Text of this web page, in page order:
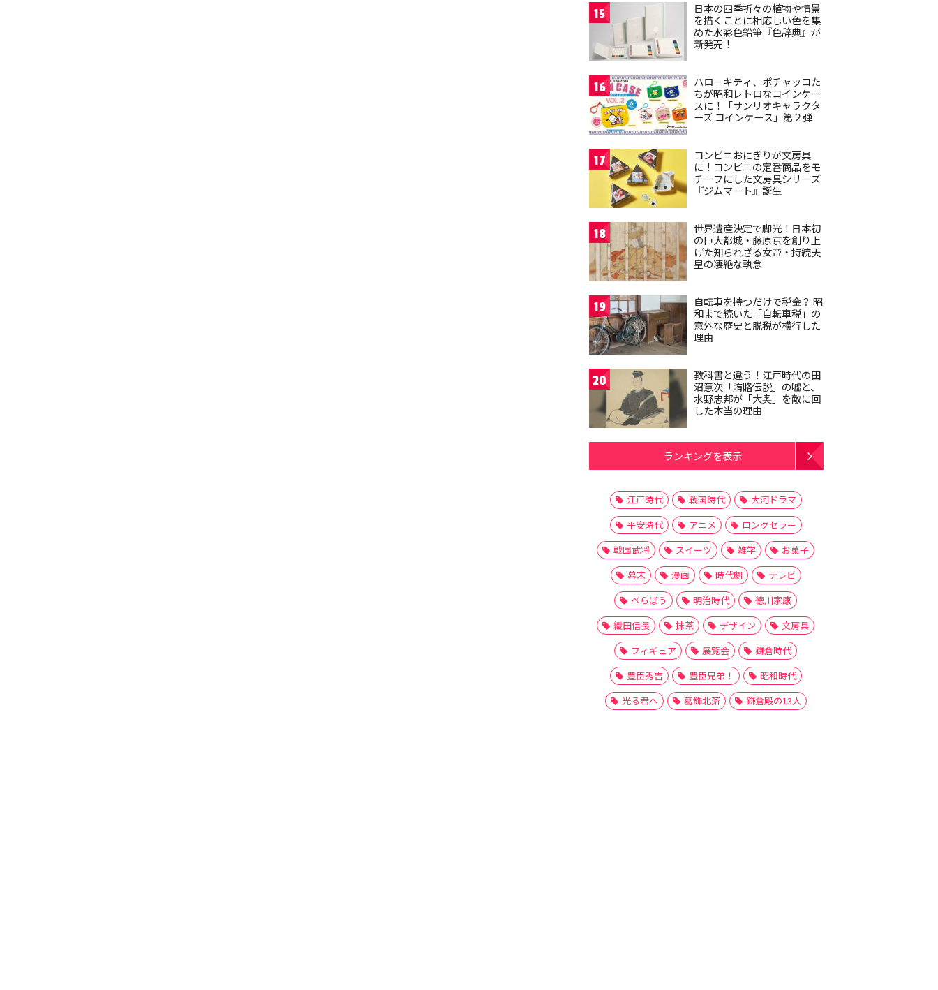
15
日本の四季折々の植物や情景
を描くことに相応しい色を集
めた水彩色鉛筆『色辞典』が
新発売！
16
ハローキティ、ポチャッコた
ちが昭和レトロなコインケー
スに！「サンリオキャラクタ
ーズ コインケース」第２弾
17
コンビニおにぎりが文房具
に！コンビニの定番商品をモ
チーフにした文房具シリーズ
『ジムマート』誕生
18
世界遺産決定で脚光！日本初
の巨大都城・藤原京を創り上
げた知られざる女帝・持統天
皇の凄絶な執念
19
自転車を持つだけで税金？ 昭
和まで続いた「自転車税」の
意外な歴史と脱税が横行した
理由
20
教科書と違う！江戸時代の田
沼意次「賄賂伝説」の嘘と、
水野忠邦が「大奥」を敵に回
した本当の理由
ランキングを表示
江戸時代 戦国時代
大河ドラマ
平安時代
アニメ
ロングセラー
戦国武将
スイーツ 雑学
お菓子
幕末
漫画 時代劇
テレビ
べらぼう
明治時代
徳川家康
織田信長
抹茶 デザイン
文房具
フィギュア
展覧会
鎌倉時代
豊臣秀吉
豊臣兄弟！
昭和時代
光る君へ
葛飾北斎 鎌倉殿の13人